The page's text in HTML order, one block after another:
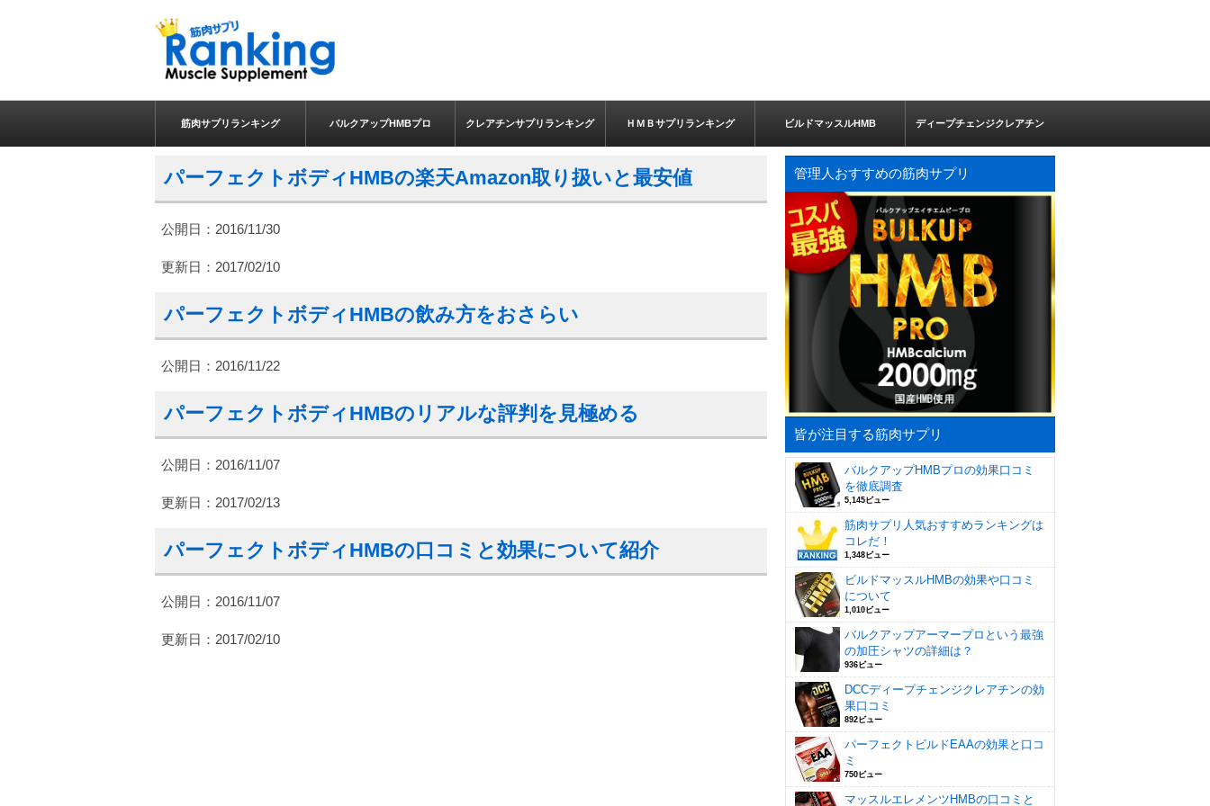
筋肉サプリランキング バルクアップHMBプロ クレアチンサプリランキング ＨＭＢサプリランキング ビルドマッスルHMB ディープチェンジクレアチン
パーフェクトボディHMBの楽天Amazon取り扱いと最安値
公開日：2016/11/30
更新日： 2017/02/10
パーフェクトボディHMBの飲み方をおさらい
公開日： 2016/11/22
パーフェクトボディHMBのリアルな評判を見極める
公開日：2016/11/07
更新日： 2017/02/13
パーフェクトボディHMBの口コミと効果について紹介
公開日：2016/11/07
更新日： 2017/02/10
管理人おすすめの筋肉サプリ
皆が注目する筋肉サプリ
バルクアップHMBプロの効果口コミ
を徹底調査
5,145ビュー
筋肉サプリ人気おすすめランキングは
コレだ！
1,348ビュー
ビルドマッスルHMBの効果や口コミ
について
1,010ビュー
バルクアップアーマープロという最強
の加圧シャツの詳細は？
936ビュー
DCCディープチェンジクレアチンの効
果口コミ
892ビュー
パーフェクトビルドEAAの効果と口コ
ミ
750ビュー
マッスルエレメンツHMBの口コミと